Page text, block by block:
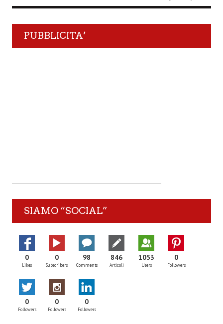
PUBBLICITA’
SIAMO “SOCIAL”
0
Likes
0
Subscribers
98
Comments
846
Articoli
1053
Users
0
Followers
0
Followers
0
Followers
0
Followers